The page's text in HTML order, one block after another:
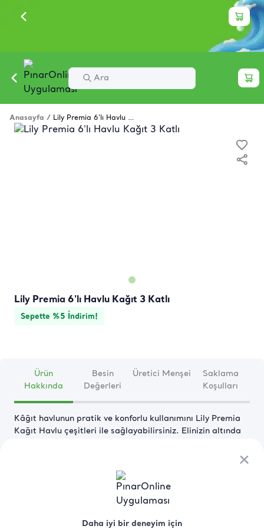
×
Daha iyi bir deneyim için
×
Daha iyi bir deneyim için
Anasayfa / Lily Premia 6'lı Havlu Kağıt 3 Katlı
Lily Premia 6'lı Havlu Kağıt 3 Katlı
Sepette %5 İndirim!
Ürün
Hakkında
Besin
Değerleri
Üretici Menşei
Saklama
Koşulları
Kâğıt havlunun pratik ve konforlu kullanımını Lily Premia
Kağıt Havlu çeşitleri ile sağlayabilirsiniz. Elinizin altında
mutfaklarda sağladığı kolaylık ve hijyenik yapısı nedeniyle
gıdalar ile güvenle temas ettirebilirsiniz. Evinizde veya
kullanabilirsiniz. Sahip olduğu ISEGA Lab. sertifikası ile
"Sıcak ve Soğuk Gıdalar ile temasa uygunluğu